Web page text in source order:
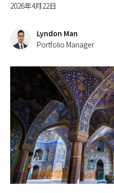
服務中心
永續專區
關於景順
台灣
2026年4月22日
Lyndon Man
Portfolio Manager